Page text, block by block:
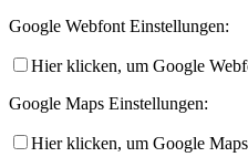
Google Webfont Einstellungen:
Hier klicken, um Google
Google Maps Einstellungen:
Hier klicken, um Google